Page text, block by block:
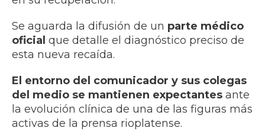
Se aguarda la difusión de un parte médico
oficial que detalle el diagnóstico preciso de
esta nueva recaída.
El entorno del comunicador y sus colegas
del medio se mantienen expectantes ante
la evolución clínica de una de las figuras más
activas de la prensa rioplatense.